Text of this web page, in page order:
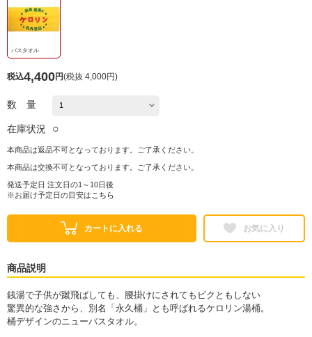
バスタオル
税込4,400円(税抜 4,000円)
数 量
在庫状況 ○
本商品は返品不可となっております。ご了承ください。
本商品は交換不可となっております。ご了承ください。
発送予定日 注文日の1～10日後
※お届け予定日の目安は こちら
カートに入れる お気に入り
商品説明
銭湯で子供が蹴飛ばしても、腰掛けにされてもビクともしない
驚異的な強さから、別名「永久桶」とも呼ばれるケロリン湯桶。
桶デザインのニューバスタオル。